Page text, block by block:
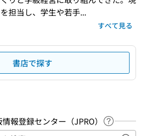
担当し、学生や若手...
すべて見る
書店で探す
報登録センター（JPRO）
ヘルプペ